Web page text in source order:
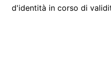
d'identità in corso di